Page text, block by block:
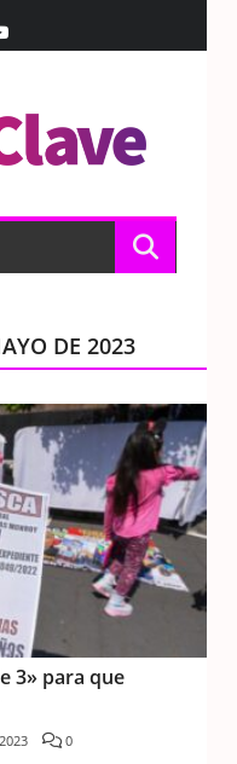
DE 2023
3» para que
0